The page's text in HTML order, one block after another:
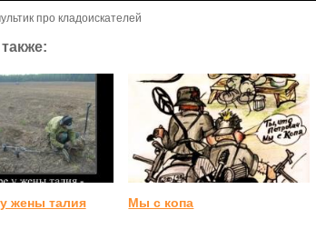
про кладоискателей
жены талия Мы с копа